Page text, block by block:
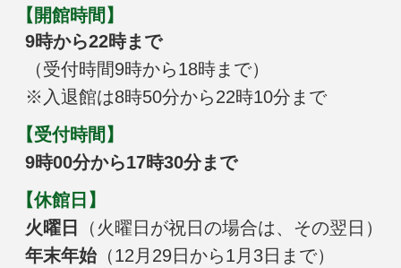
【開館時間】
9時から22時まで
（受付時間9時から18時まで）
※入退館は8時50分から22時10分まで
【受付時間】
9時00分から17時30分まで
【休館日】
火曜日
（火曜日が祝日の場合は、その翌日）
年末年始（12月29日から1月3日まで）